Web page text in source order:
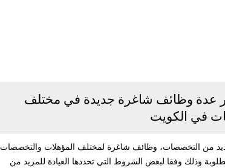
عدة وظائف شاغرة جديدة في مختلف
في الكويت
من التخصصات، وظائف شاغرة لمختلف المؤهلات والتخصصات
وذلك وفقا لبعض الشروط التي تحددها العيادة للمزيد من